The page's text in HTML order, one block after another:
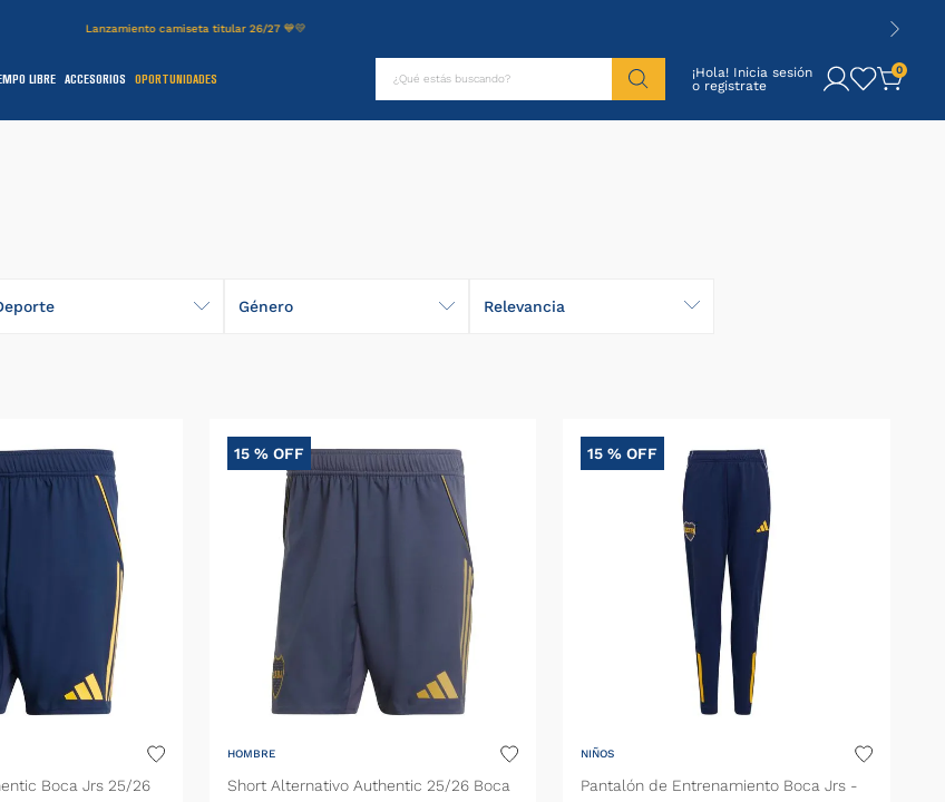
Lanzamiento camiseta titular 26/27 💙💛
LIBRE ACCESORIOS OPORTUNIDADES ¡Hola! Inicia sesión 0
Género
Niños
Unisex
Relevancia
Boca Jrs 25/26
15 % OFF
HOMBRE
Short Alternativo Authentic 25/26 Boca
15 % OFF
NIÑOS
Pantalón de Entrenamiento Boca Jrs -